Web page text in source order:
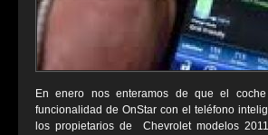
En enero nos enteramos de que el
funcionalidad de OnStar con el teléfono
los propietarios de Chevrolet modelos